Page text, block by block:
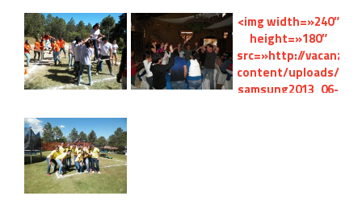
<img width=»240″
height=»180″
src=»http://
content/uploads/
samsung2013_06-